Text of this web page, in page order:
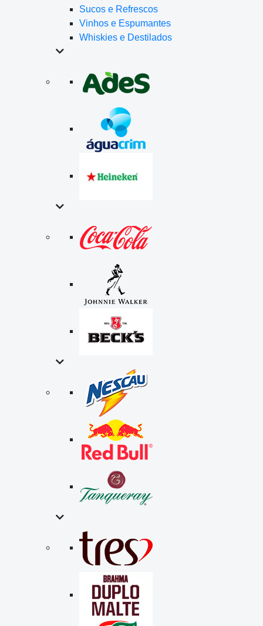
Sucos e Refrescos
Vinhos e Espumantes
Whiskies e Destilados